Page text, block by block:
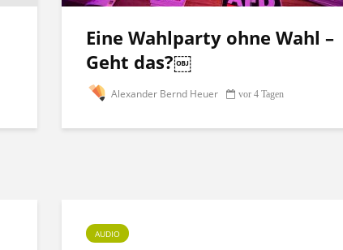
Eine Wahlparty ohne Wahl –
Geht das?￼
Alexander Bernd Heuer vor 4 Tagen
AUDIO